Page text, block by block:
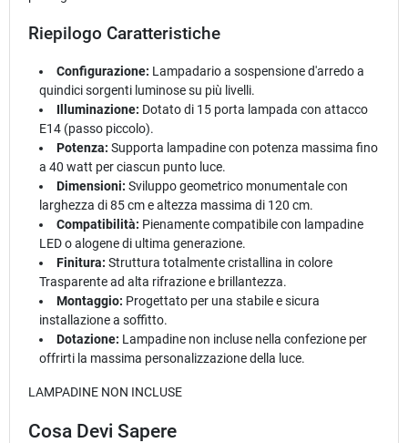
Riepilogo Caratteristiche
Configurazione: Lampadario a sospensione d'arredo a
quindici sorgenti luminose su più livelli.
Illuminazione: Dotato di 15 porta lampada con attacco
E14 (passo piccolo).
Potenza: Supporta lampadine con potenza massima fino
a 40 watt per ciascun punto luce.
Dimensioni: Sviluppo geometrico monumentale con
larghezza di 85 cm e altezza massima di 120 cm.
Compatibilità: Pienamente compatibile con lampadine
LED o alogene di ultima generazione.
Finitura: Struttura totalmente cristallina in colore
Trasparente ad alta rifrazione e brillantezza.
Montaggio: Progettato per una stabile e sicura
installazione a soffitto.
Dotazione: Lampadine non incluse nella confezione per
offrirti la massima personalizzazione della luce.
LAMPADINE NON INCLUSE
Cosa Devi Sapere